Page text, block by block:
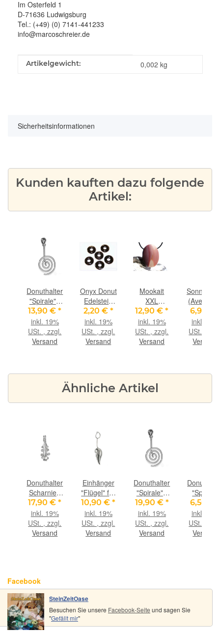
Im Osterfeld 1
D-71636 Ludwigsburg
Tel.: (+49) (0) 7141-441233
info@marcoschreier.de
Produkteigenschaft
Wert
Artikelgewicht: 0,002 kg
Sicherheitsinformationen
Kunden kauften dazu folgende
Artikel:
Donuthalter
"Spirale" -
925iger
Silber
glänzend
für 30 mm
13,90 €*
inkl. 19%
USt. , zzgl.
Versand
Onyx Donut
Edelstein
15 mm (3-
3,5 mm
stark)
2,20 € *
inkl. 19%
USt. , zzgl.
Versand
Mookait
XXL
Schmuckstein
Cabochon /
Scheibenstein
gebohrt -
12,90 €*
inkl. 19%
USt. , zzgl.
Versand
Feldspat)
Donut
Edelstein
30 mm (5
6,90 €
inkl. 19%
USt. ,
Versand
Ähnliche Artikel
Donuthalter
Scharnier-
Clip
"Wasserfall"
925iger
Silber,
17,90 €*
inkl. 19%
USt. , zzgl.
Versand
Einhänger
"Flügel" für
Donuthalter
925iger
Silber,
glänzend
10,90 €*
inkl. 19%
USt. , zzgl.
Versand
Donuthalter
"Spirale" -
925iger
Silber
glänzend
für 40 mm
19,90 € *
inkl. 19%
USt. , zzgl.
Versand
"Spirale"
Messing
versilbert
matt - für
30 mm
6,50 €
inkl. 19%
USt. ,
Versand
Facebook
SteinZeitOase
Besuchen Sie unsere Facebook-Seite und sagen Sie
"Gefällt mir"